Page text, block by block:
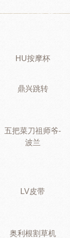
HU按摩杯
鼎兴跳转
五把菜刀祖师爷-
波兰
LV皮带
奥利根割草机